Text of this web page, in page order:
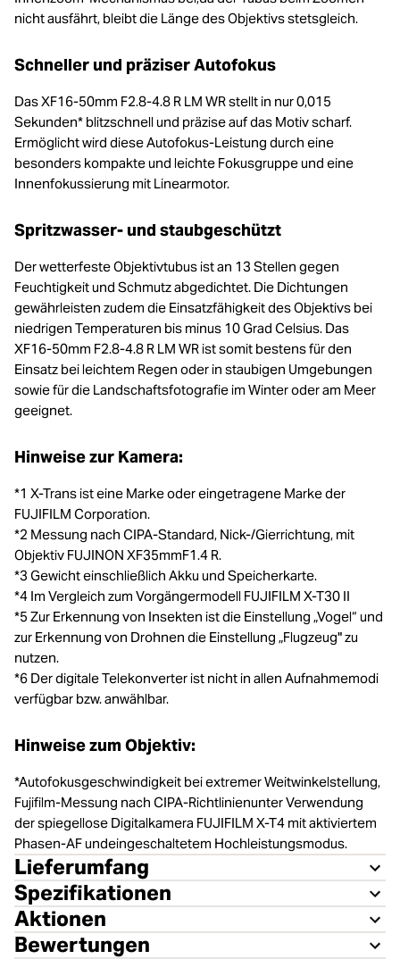
nicht ausfährt, bleibt die Länge des Objektivs stetsgleich.
Schneller und präziser Autofokus
Das XF16-50mm F2.8-4.8 R LM WR stellt in nur 0,015
Sekunden* blitzschnell und präzise auf das Motiv scharf.
Ermöglicht wird diese Autofokus-Leistung durch eine
besonders kompakte und leichte Fokusgruppe und eine
Innenfokussierung mit Linearmotor.
Spritzwasser- und staubgeschützt
Der wetterfeste Objektivtubus ist an 13 Stellen gegen
Feuchtigkeit und Schmutz abgedichtet. Die Dichtungen
gewährleisten zudem die Einsatzfähigkeit des Objektivs bei
niedrigen Temperaturen bis minus 10 Grad Celsius. Das
XF16-50mm F2.8-4.8 R LM WR ist somit bestens für den
Einsatz bei leichtem Regen oder in staubigen Umgebungen
sowie für die Landschaftsfotografie im Winter oder am Meer
geeignet.
Hinweise zur Kamera:
*1 X-Trans ist eine Marke oder eingetragene Marke der
FUJIFILM Corporation.
*2 Messung nach CIPA-Standard, Nick-/Gierrichtung, mit
Objektiv FUJINON XF35mmF1.4 R.
*3 Gewicht einschließlich Akku und Speicherkarte.
*4 Im Vergleich zum Vorgängermodell FUJIFILM X-T30 II
*5 Zur Erkennung von Insekten ist die Einstellung „Vogel“ und
zur Erkennung von Drohnen die Einstellung „Flugzeug" zu
nutzen.
*6 Der digitale Telekonverter ist nicht in allen Aufnahmemodi
verfügbar bzw. anwählbar.
Hinweise zum Objektiv:
*Autofokusgeschwindigkeit bei extremer Weitwinkelstellung,
Fujifilm-Messung nach CIPA-Richtlinienunter Verwendung
der spiegellose Digitalkamera FUJIFILM X-T4 mit aktiviertem
Phasen-AF undeingeschaltetem Hochleistungsmodus.
Lieferumfang
Spezifikationen
Aktionen
Bewertungen